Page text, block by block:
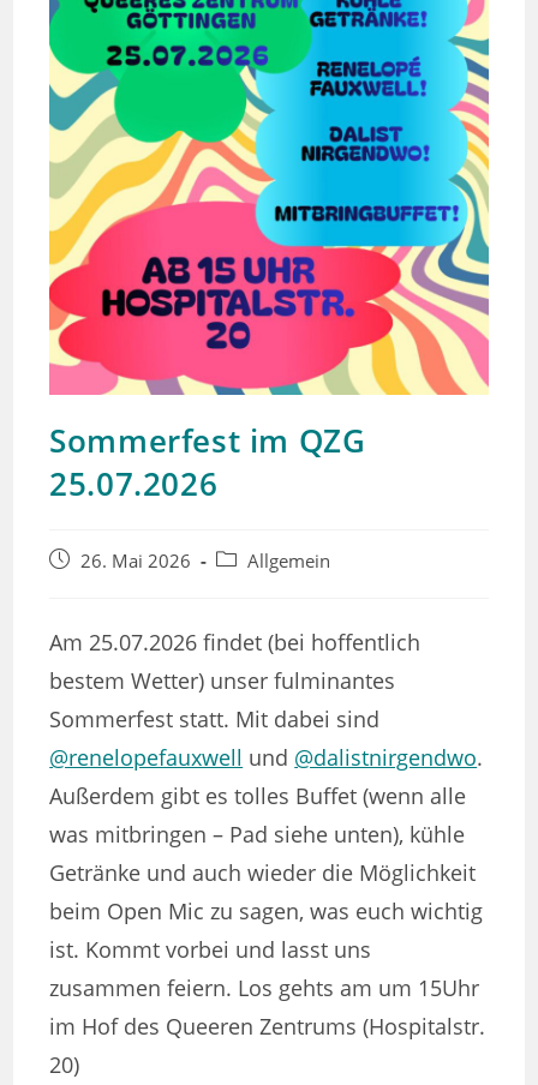
Sommerfest im QZG
25.07.2026
Beitrag26. Mai 2026
Beitrags-
Allgemein
Am 25.07.2026 findet (bei hoffentlich
bestem Wetter) unser fulminantes
Sommerfest statt. Mit dabei sind
@renelopefauxwell und @dalistnirgendwo.
Außerdem gibt es tolles Buffet (wenn alle
was mitbringen – Pad siehe unten), kühle
Getränke und auch wieder die Möglichkeit
beim Open Mic zu sagen, was euch wichtig
ist. Kommt vorbei und lasst uns
zusammen feiern. Los gehts am um 15Uhr
im Hof des Queeren Zentrums (Hospitalstr.
20)